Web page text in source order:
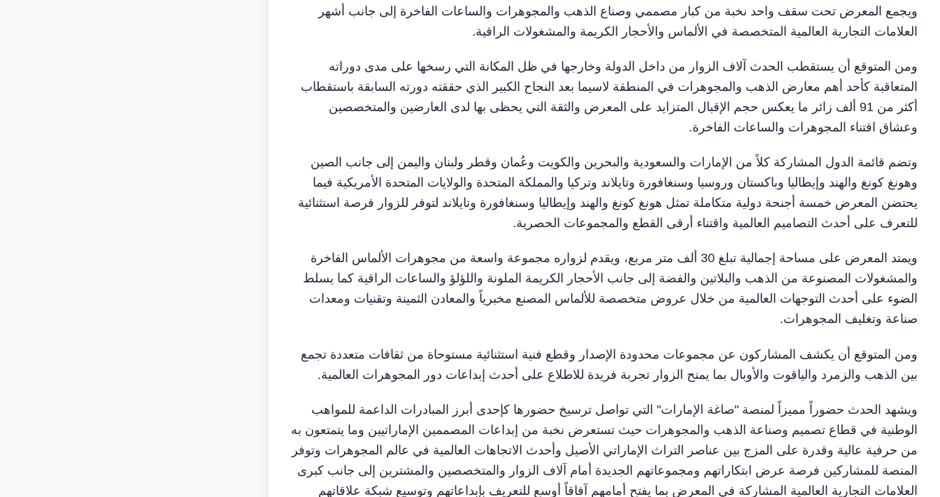
ويجمع المعرض تحت سقف واحد نخبة من كبار مصممي وصناع الذهب والمجوهرات والساعات الفاخرة إلى جانب أشهر
العلامات التجارية العالمية المتخصصة في الألماس والأحجار الكريمة والمشغولات الراقية.
ومن المتوقع أن يستقطب الحدث آلاف الزوار من داخل الدولة وخارجها في ظل المكانة التي رسخها على مدى دوراته
المتعاقبة كأحد أهم معارض الذهب والمجوهرات في المنطقة لاسيما بعد النجاح الكبير الذي حققته دورته السابقة باستقطاب
أكثر من 91 ألف زائر ما يعكس حجم الإقبال المتزايد على المعرض والثقة التي يحظى بها لدى العارضين والمتخصصين
وعشاق اقتناء المجوهرات والساعات الفاخرة.
وتضم قائمة الدول المشاركة كلاً من الإمارات والسعودية والبحرين والكويت وعُمان وقطر ولبنان واليمن إلى جانب الصين
وهونغ كونغ والهند وإيطاليا وباكستان وروسيا وسنغافورة وتايلاند وتركيا والمملكة المتحدة والولايات المتحدة الأمريكية فيما
يحتضن المعرض خمسة أجنحة دولية متكاملة تمثل هونغ كونغ والهند وإيطاليا وسنغافورة وتايلاند لتوفر للزوار فرصة استثنائية
للتعرف على أحدث التصاميم العالمية واقتناء أرقى القطع والمجموعات الحصرية.
ويمتد المعرض على مساحة إجمالية تبلغ 30 ألف متر مربع، ويقدم لزواره مجموعة واسعة من مجوهرات الألماس الفاخرة
والمشغولات المصنوعة من الذهب والبلاتين والفضة إلى جانب الأحجار الكريمة الملونة واللؤلؤ والساعات الراقية كما يسلط
الضوء على أحدث التوجهات العالمية من خلال عروض متخصصة للألماس المصنع مخبرياً والمعادن الثمينة وتقنيات ومعدات
صناعة وتغليف المجوهرات.
ومن المتوقع أن يكشف المشاركون عن مجموعات محدودة الإصدار وقطع فنية استثنائية مستوحاة من ثقافات متعددة تجمع
بين الذهب والزمرد والياقوت والأوبال بما يمنح الزوار تجربة فريدة للاطلاع على أحدث إبداعات دور المجوهرات العالمية.
ويشهد الحدث حضوراً مميزاً لمنصة "صاغة الإمارات" التي تواصل ترسيخ حضورها كإحدى أبرز المبادرات الداعمة للمواهب
الوطنية في قطاع تصميم وصناعة الذهب والمجوهرات حيث تستعرض نخبة من إبداعات المصممين الإماراتيين وما يتمتعون به
من حرفية عالية وقدرة على المزج بين عناصر التراث الإماراتي الأصيل وأحدث الاتجاهات العالمية في عالم المجوهرات وتوفر
المنصة للمشاركين فرصة عرض ابتكاراتهم ومجموعاتهم الجديدة أمام آلاف الزوار والمتخصصين والمشترين إلى جانب كبرى
العلامات التجارية العالمية المشاركة في المعرض بما يفتح أمامهم آفاقاً أوسع للتعريف بإبداعاتهم وتوسيع شبكة علاقاتهم